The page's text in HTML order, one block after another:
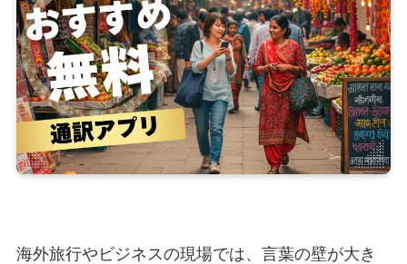
海外旅行やビジネスの現場では、言葉の壁が大き